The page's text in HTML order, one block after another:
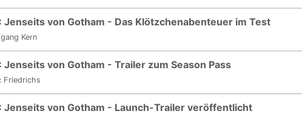
Jenseits von Gotham - Das Klötzchenabenteuer im Test
Kern
Jenseits von Gotham - Trailer zum Season Pass
Friedrichs
Jenseits von Gotham - Launch-Trailer veröffentlicht